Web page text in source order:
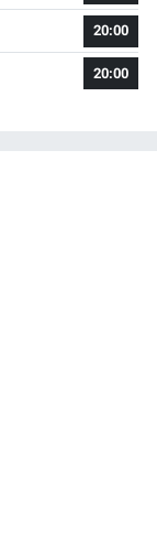
20:00
20:00